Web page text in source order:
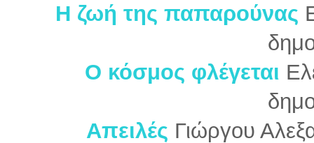
Η ζωή της παπαρούνας
Ο κόσμος φλέγεται
Απειλές Γιώργου